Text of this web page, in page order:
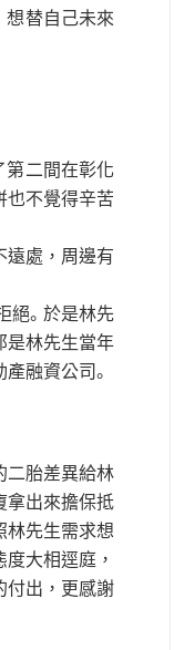
想替自己未來
第二間在彰化
也不覺得辛苦
遠處，周邊有
絕。於是林先
是林先生當年
融資公司。
二胎差異給林
拿出來擔保抵
林先生需求想
大相逕庭，
付出，更感謝